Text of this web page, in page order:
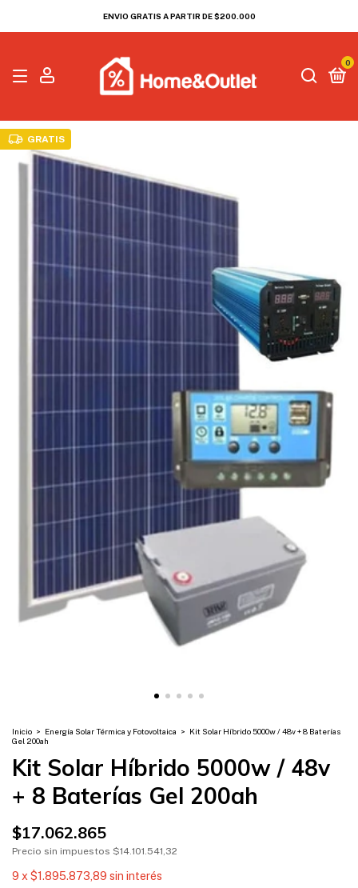
ENVIO GRATIS A PARTIR DE $200.000
0
GRATIS
Inicio > Energía Solar Térmica y Fotovoltaica > Kit Solar Híbrido 5000w / 48v + 8 Baterías
Gel 200ah
Kit Solar Híbrido 5000w / 48v
+ 8 Baterías Gel 200ah
$17.062.865
Precio sin impuestos $14.101.541,32
9 x$1.895.873,89 sin interés